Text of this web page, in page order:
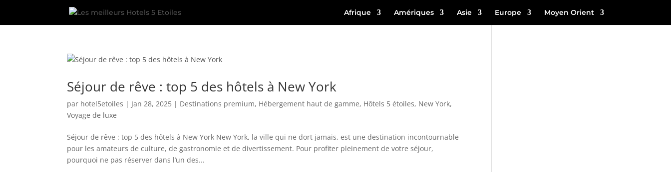
Afrique Amériques Asie Europe Moyen Orient
Séjour de rêve : top 5 des hôtels à New York
par hotel5etoiles | Jan 28, 2025 | Destinations premium, Hébergement haut de gamme, Hôtels 5 étoiles, New York,
Voyage de luxe
Séjour de rêve : top 5 des hôtels à New York New York, la ville qui ne dort jamais, est une destination incontournable
pour les amateurs de culture, de gastronomie et de divertissement. Pour profiter pleinement de votre séjour,
pourquoi ne pas réserver dans l’un des...